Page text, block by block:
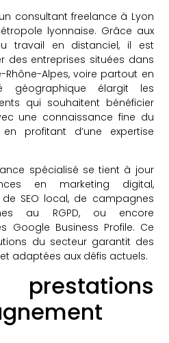
consultant freelance à Lyon
lyonnaise. Grâce aux
travail en distanciel, il est
des entreprises situées dans
Alpes, voire partout en
géographique élargit les
qui souhaitent bénéficier
une connaissance fine du
profitant d’une expertise
spécialisé se tient à jour
en marketing digital,
SEO local, de campagnes
au RGPD, ou encore
Google Business Profile. Ce
du secteur garantit des
adaptées aux défis actuels.